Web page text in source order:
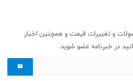
و تغییرات قیمت و همچنین اخبار
در خبرنامه عضو شوید.